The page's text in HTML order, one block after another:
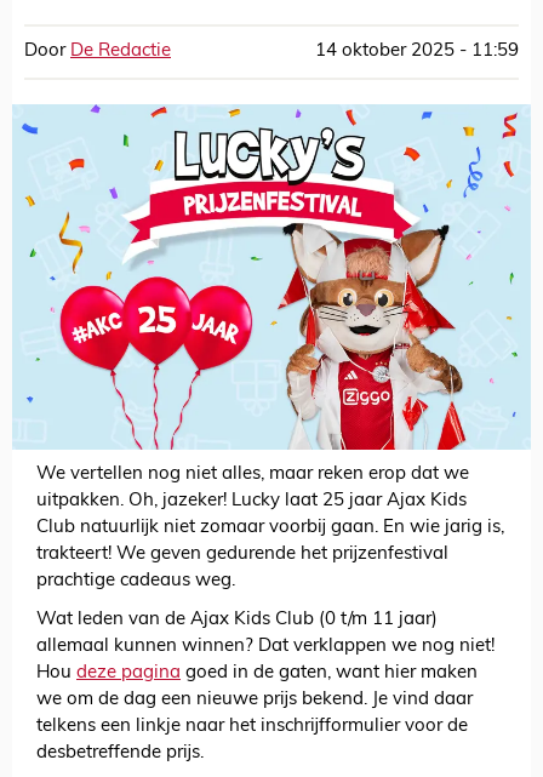
Door De Redactie 14 oktober 2025 - 11:59
We vertellen nog niet alles, maar reken erop dat we
uitpakken. Oh, jazeker! Lucky laat 25 jaar Ajax Kids
Club natuurlijk niet zomaar voorbij gaan. En wie jarig is,
trakteert! We geven gedurende het prijzenfestival
prachtige cadeaus weg.
Wat leden van de Ajax Kids Club (0 t/m 11 jaar)
allemaal kunnen winnen? Dat verklappen we nog niet!
Hou deze pagina goed in de gaten, want hier maken
we om de dag een nieuwe prijs bekend. Je vind daar
telkens een linkje naar het inschrijfformulier voor de
desbetreffende prijs.